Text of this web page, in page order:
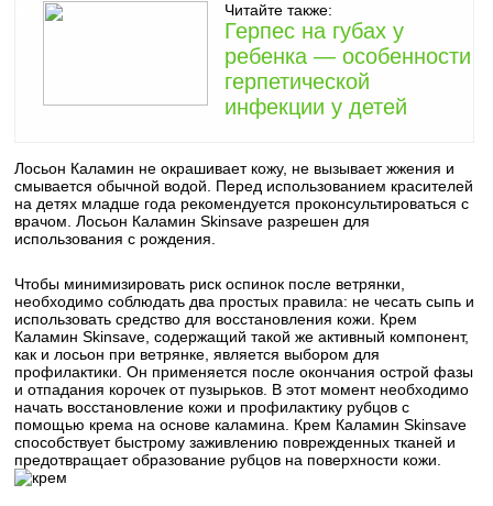
Читайте также:
Герпес на губах у
ребенка — особенности
герпетической
инфекции у детей
Лосьон Каламин не окрашивает кожу, не вызывает жжения и
смывается обычной водой. Перед использованием красителей
на детях младше года рекомендуется проконсультироваться с
врачом. Лосьон Каламин Skinsave разрешен для
использования с рождения.
Чтобы минимизировать риск оспинок после ветрянки,
необходимо соблюдать два простых правила: не чесать сыпь и
использовать средство для восстановления кожи. Крем
Каламин Skinsave, содержащий такой же активный компонент,
как и лосьон при ветрянке, является выбором для
профилактики. Он применяется после окончания острой фазы
и отпадания корочек от пузырьков. В этот момент необходимо
начать восстановление кожи и профилактику рубцов с
помощью крема на основе каламина. Крем Каламин Skinsave
способствует быстрому заживлению поврежденных тканей и
предотвращает образование рубцов на поверхности кожи.